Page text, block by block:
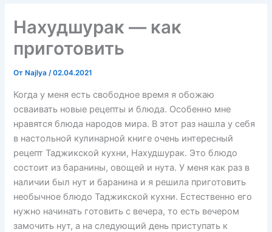
Нахудшурак — как
приготовить
От Najlya/02.04.2021
Когда у меня есть свободное время я обожаю
осваивать новые рецепты и блюда. Особенно мне
нравятся блюда народов мира. В этот раз нашла у себя
в настольной кулинарной книге очень интересный
рецепт Таджикской кухни, Нахудшурак. Это блюдо
состоит из баранины, овощей и нута. У меня как раз в
наличии был нут и баранина и я решила приготовить
необычное блюдо Таджикской кухни. Естественно его
нужно начинать готовить с вечера, то есть вечером
замочить нут, а на следующий день приступать к